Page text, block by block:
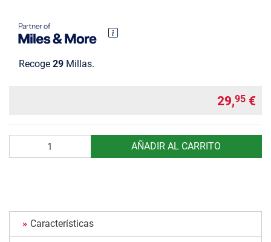
Recoge 29 Millas.
29,95 €
AÑADIR AL CARRITO
Características